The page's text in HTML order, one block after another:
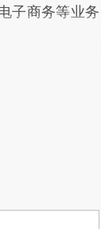
子商务等业务